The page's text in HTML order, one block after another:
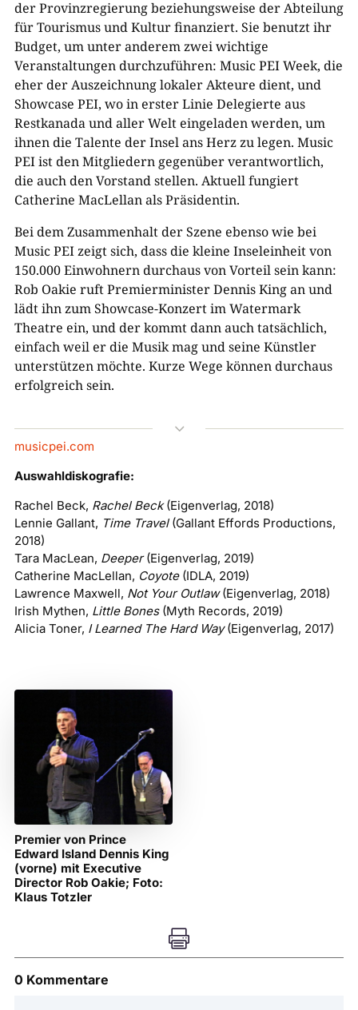
der Provinzregierung beziehungsweise der Abteilung
für Tourismus und Kultur finanziert. Sie benutzt ihr
Budget, um unter anderem zwei wichtige
Veranstaltungen durchzuführen: Music PEI Week, die
eher der Auszeichnung lokaler Akteure dient, und
Showcase PEI, wo in erster Linie Delegierte aus
Restkanada und aller Welt eingeladen werden, um
ihnen die Talente der Insel ans Herz zu legen. Music
PEI ist den Mitgliedern gegenüber verantwortlich,
die auch den Vorstand stellen. Aktuell fungiert
Catherine MacLellan als Präsidentin.
Bei dem Zusammenhalt der Szene ebenso wie bei
Music PEI zeigt sich, dass die kleine Inseleinheit von
150.000 Einwohnern durchaus von Vorteil sein kann:
Rob Oakie ruft Premierminister Dennis King an und
lädt ihn zum Showcase-Konzert im Watermark
Theatre ein, und der kommt dann auch tatsächlich,
einfach weil er die Musik mag und seine Künstler
unterstützen möchte. Kurze Wege können durchaus
erfolgreich sein.
3
musicpei.com
Auswahldiskografie:
Rachel Beck, Rachel Beck(Eigenverlag, 2018)
Lennie Gallant, Time Travel(Gallant Effords Productions,
2018)
Tara MacLean, Deeper(Eigenverlag, 2019)
Catherine MacLellan, Coyote(IDLA, 2019)
Lawrence Maxwell, Not Your Outlaw(Eigenverlag, 2018)
Irish Mythen, Little Bones(Myth Records, 2019)
Alicia Toner, I Learned The Hard Way(Eigenverlag, 2017)
Premier von Prince
Edward Island Dennis King
(vorne) mit Executive
Director Rob Oakie; Foto:
Klaus Totzler

0 Kommentare